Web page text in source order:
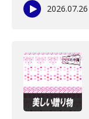
2026.07.26